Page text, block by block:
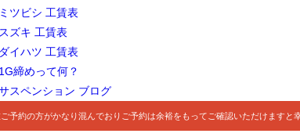
ミツビシ 工賃表
スズキ 工賃表
ダイハツ 工賃表
1G締めって何？
スペンション ブログ
予約の方がかなり混んでおりご予約は余裕をもってご確認いただけますと幸